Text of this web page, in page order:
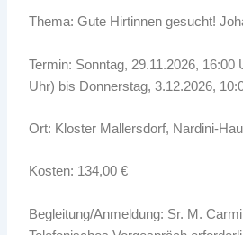
Thema: Gute Hirtinnen gesucht!
Termin: Sonntag, 29.11.2026, 16:00
Uhr) bis Donnerstag, 3.12.2026,
Ort: Kloster Mallersdorf, Nardini-
Kosten: 134,00 €
Begleitung/Anmeldung: Sr. M.